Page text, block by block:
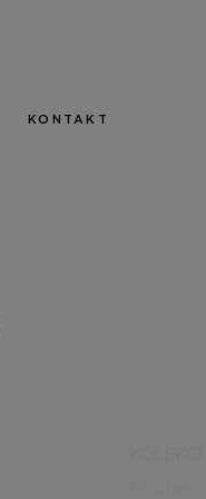
KONTAKT